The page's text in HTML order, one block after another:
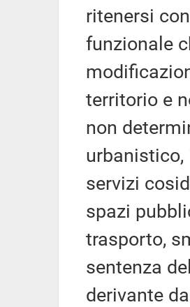
ritenersi
funzionale
territorio e
non
servizi
spazi
trasporto,
sentenza
derivante